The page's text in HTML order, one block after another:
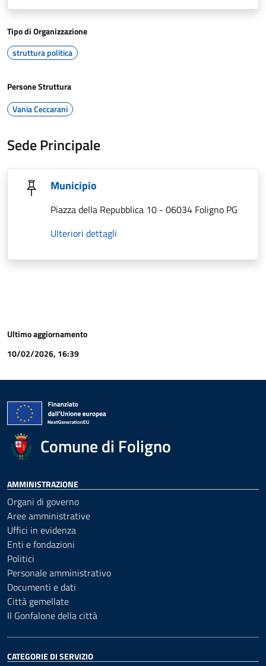
Tipo di Organizzazione
struttura politica
Persone Struttura
Vania Ceccarani
Sede Principale
Municipio
Piazza della Repubblica 10 - 06034 Foligno PG
Ulteriori dettagli
Ultimo aggiornamento
10/02/2026, 16:39
Comune di Foligno
AMMINISTRAZIONE
Organi di governo
Aree amministrative
Uffici in evidenza
Enti e fondazioni
Politici
Personale amministrativo
Documenti e dati
Città gemellate
Il Gonfalone della città
CATEGORIE DI SERVIZIO